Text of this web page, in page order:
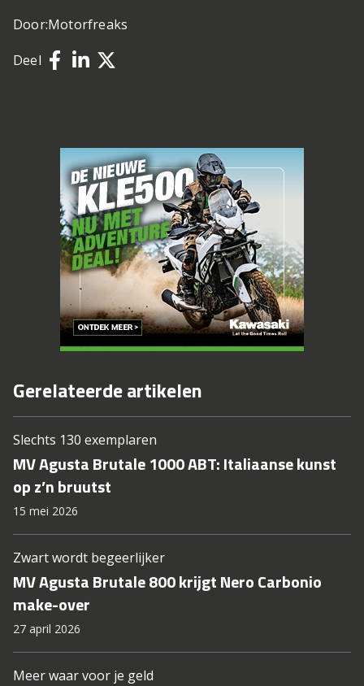
Door:Motorfreaks
Deel
Gerelateerde artikelen
Slechts 130 exemplaren
MV Agusta Brutale 1000 ABT: Italiaanse kunst
op z’n bruutst
15 mei 2026
Zwart wordt begeerlijker
MV Agusta Brutale 800 krijgt Nero Carbonio
make-over
27 april 2026
Meer waar voor je geld